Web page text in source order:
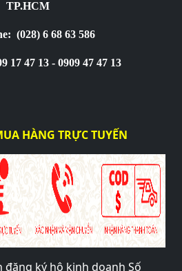
TP.HCM
(028) 6 68 63 586
17 47 13 - 0909 47 47 13
HÀNG TRỰC TUYẾN
đăng ký hộ kinh doanh Số